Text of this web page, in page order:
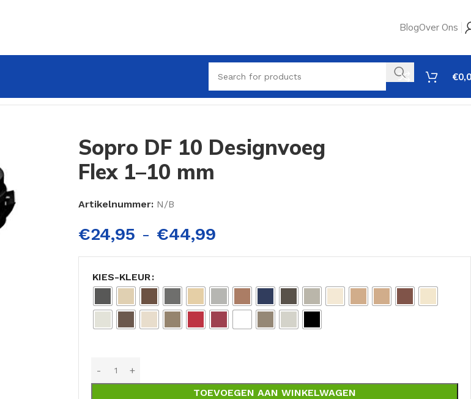
BlogOver Ons
€
Sopro DF 10 Designvoeg
Flex 1–10 mm
Artikelnummer: N/B
€24,95 - €44,99
KIES-KLEUR
TOEVOEGEN AAN WINKELWAGEN